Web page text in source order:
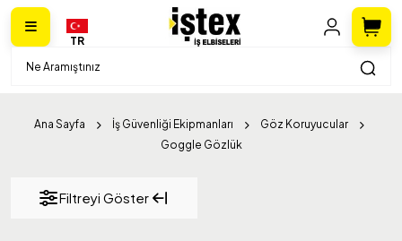
TR
Ana Sayfa İş Güvenliği Ekipmanları
Göz Koruyucular
Goggle Gözlük
Filtreyi Göster